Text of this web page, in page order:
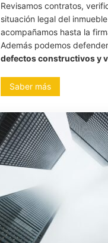
Revisamos contratos,
situación legal del
acompañamos hasta la
Además podemos
defectos constructivos y
Saber más